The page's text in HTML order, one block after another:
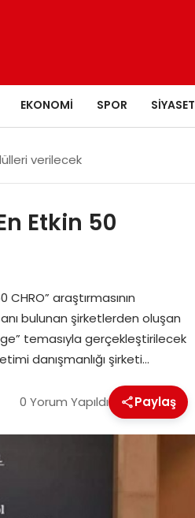
EKONOMI SPOR SIYASET
verilecek
Etkin 50
araştırmasının
bulunan şirketlerden oluşan
temasıyla gerçekleştirilecek
danışmanlığı şirketi…
0 Yorum Yapıldı Paylaş